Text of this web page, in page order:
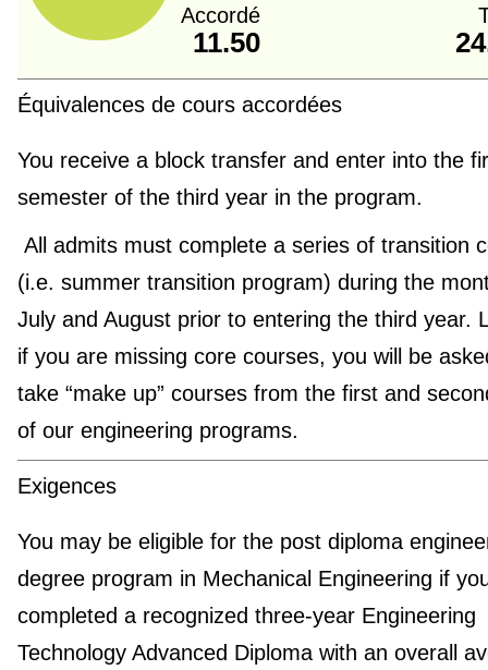
Accordé
11.50
Équivalences de cours accordées
You receive a block transfer and enter into the
semester of the third year in the program.
All admits must complete a series of transition
(i.e. summer transition program) during the
July and August prior to entering the third year.
if you are missing core courses, you will be
take “make up” courses from the first and
of our engineering programs.
Exigences
You may be eligible for the post diploma
degree program in Mechanical Engineering if
completed a recognized three-year Engineering
Technology Advanced Diploma with an overall